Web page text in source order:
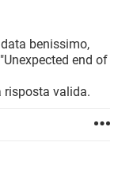
benissimo,
end of
risposta valida.